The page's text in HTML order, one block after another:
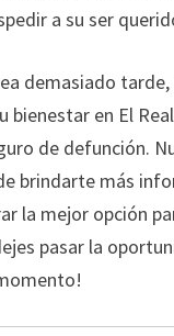
a su ser
demasiado
bienestar en El
de defunción.
brindarte más
la mejor opción
pasar la